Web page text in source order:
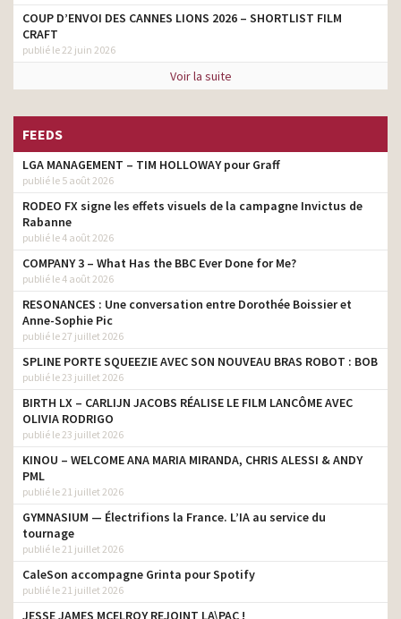
Playboy Parfums – King &
Queen of the Game
agence
Calipage 2016 – Le bon
accompagnés pour une
meilleure santé
agence
Le Trèfle – Le seul confort
dont on ne peut pas se
Fiat 500 Riva avec Adrien
Brody
Lindt Sensation Fruit – Le
bon goût des fruits et du
chocolat réunis
Le Petit Olivier –
Nouvelle Fiat Tipo – Il suffit
beaucoup
agence
Playboy Parfums- Play It
Wild
Atlantic -The cube- Heat is
life
Charal – Rien ne remplace
l’effet d’une bonne viande
Samsung Galaxy A –
#TheWayYouAre
agence
COUP D’ENVOI DES CANNES LIONS 2026 – SHORTLIST FILM
CRAFT
publié le 22 juin 2026
Voir la suite
FEEDS
LGA MANAGEMENT – TIM HOLLOWAY pour Graff
publié le 5 août 2026
RODEO FX signe les effets visuels de la campagne Invictus de
Rabanne
publié le 4 août 2026
COMPANY 3 – What Has the BBC Ever Done for Me?
publié le 4 août 2026
RESONANCES : Une conversation entre Dorothée Boissier et
Anne-Sophie Pic
publié le 27 juillet 2026
SPLINE PORTE SQUEEZIE AVEC SON NOUVEAU BRAS ROBOT : BOB
publié le 23 juillet 2026
BIRTH LX – CARLIJN JACOBS RÉALISE LE FILM LANCÔME AVEC
OLIVIA RODRIGO
publié le 23 juillet 2026
KINOU – WELCOME ANA MARIA MIRANDA, CHRIS ALESSI & ANDY
PML
publié le 21 juillet 2026
GYMNASIUM — Électrifions la France. L’IA au service du
tournage
publié le 21 juillet 2026
CaleSon accompagne Grinta pour Spotify
publié le 21 juillet 2026
JESSE JAMES MCELROY REJOINT LA\PAC !